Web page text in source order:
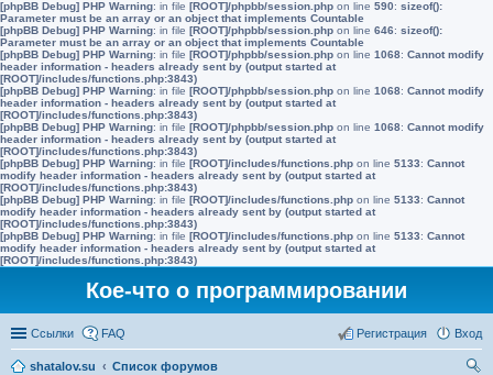
[phpBB Debug] PHP Warning: in file [ROOT]/phpbb/session.php on line 590: sizeof():
Parameter must be an array or an object that implements Countable
[phpBB Debug] PHP Warning: in file [ROOT]/phpbb/session.php on line 646: sizeof():
Parameter must be an array or an object that implements Countable
[phpBB Debug] PHP Warning: in file [ROOT]/phpbb/session.php on line 1068: Cannot modify
header information - headers already sent by (output started at
[ROOT]/includes/functions.php:3843)
[phpBB Debug] PHP Warning: in file [ROOT]/phpbb/session.php on line 1068: Cannot modify
header information - headers already sent by (output started at
[ROOT]/includes/functions.php:3843)
[phpBB Debug] PHP Warning: in file [ROOT]/phpbb/session.php on line 1068: Cannot modify
header information - headers already sent by (output started at
[ROOT]/includes/functions.php:3843)
[phpBB Debug] PHP Warning: in file [ROOT]/includes/functions.php on line 5133: Cannot
modify header information - headers already sent by (output started at
[ROOT]/includes/functions.php:3843)
[phpBB Debug] PHP Warning: in file [ROOT]/includes/functions.php on line 5133: Cannot
modify header information - headers already sent by (output started at
[ROOT]/includes/functions.php:3843)
[phpBB Debug] PHP Warning: in file [ROOT]/includes/functions.php on line 5133: Cannot
modify header information - headers already sent by (output started at
[ROOT]/includes/functions.php:3843)
Кое-что о программировании
Ссылки FAQ Вход
Регистрация
shatalov.su
Список форумов